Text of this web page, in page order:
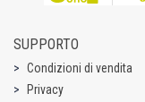
SUPPORTO
Condizioni di vendita
Privacy